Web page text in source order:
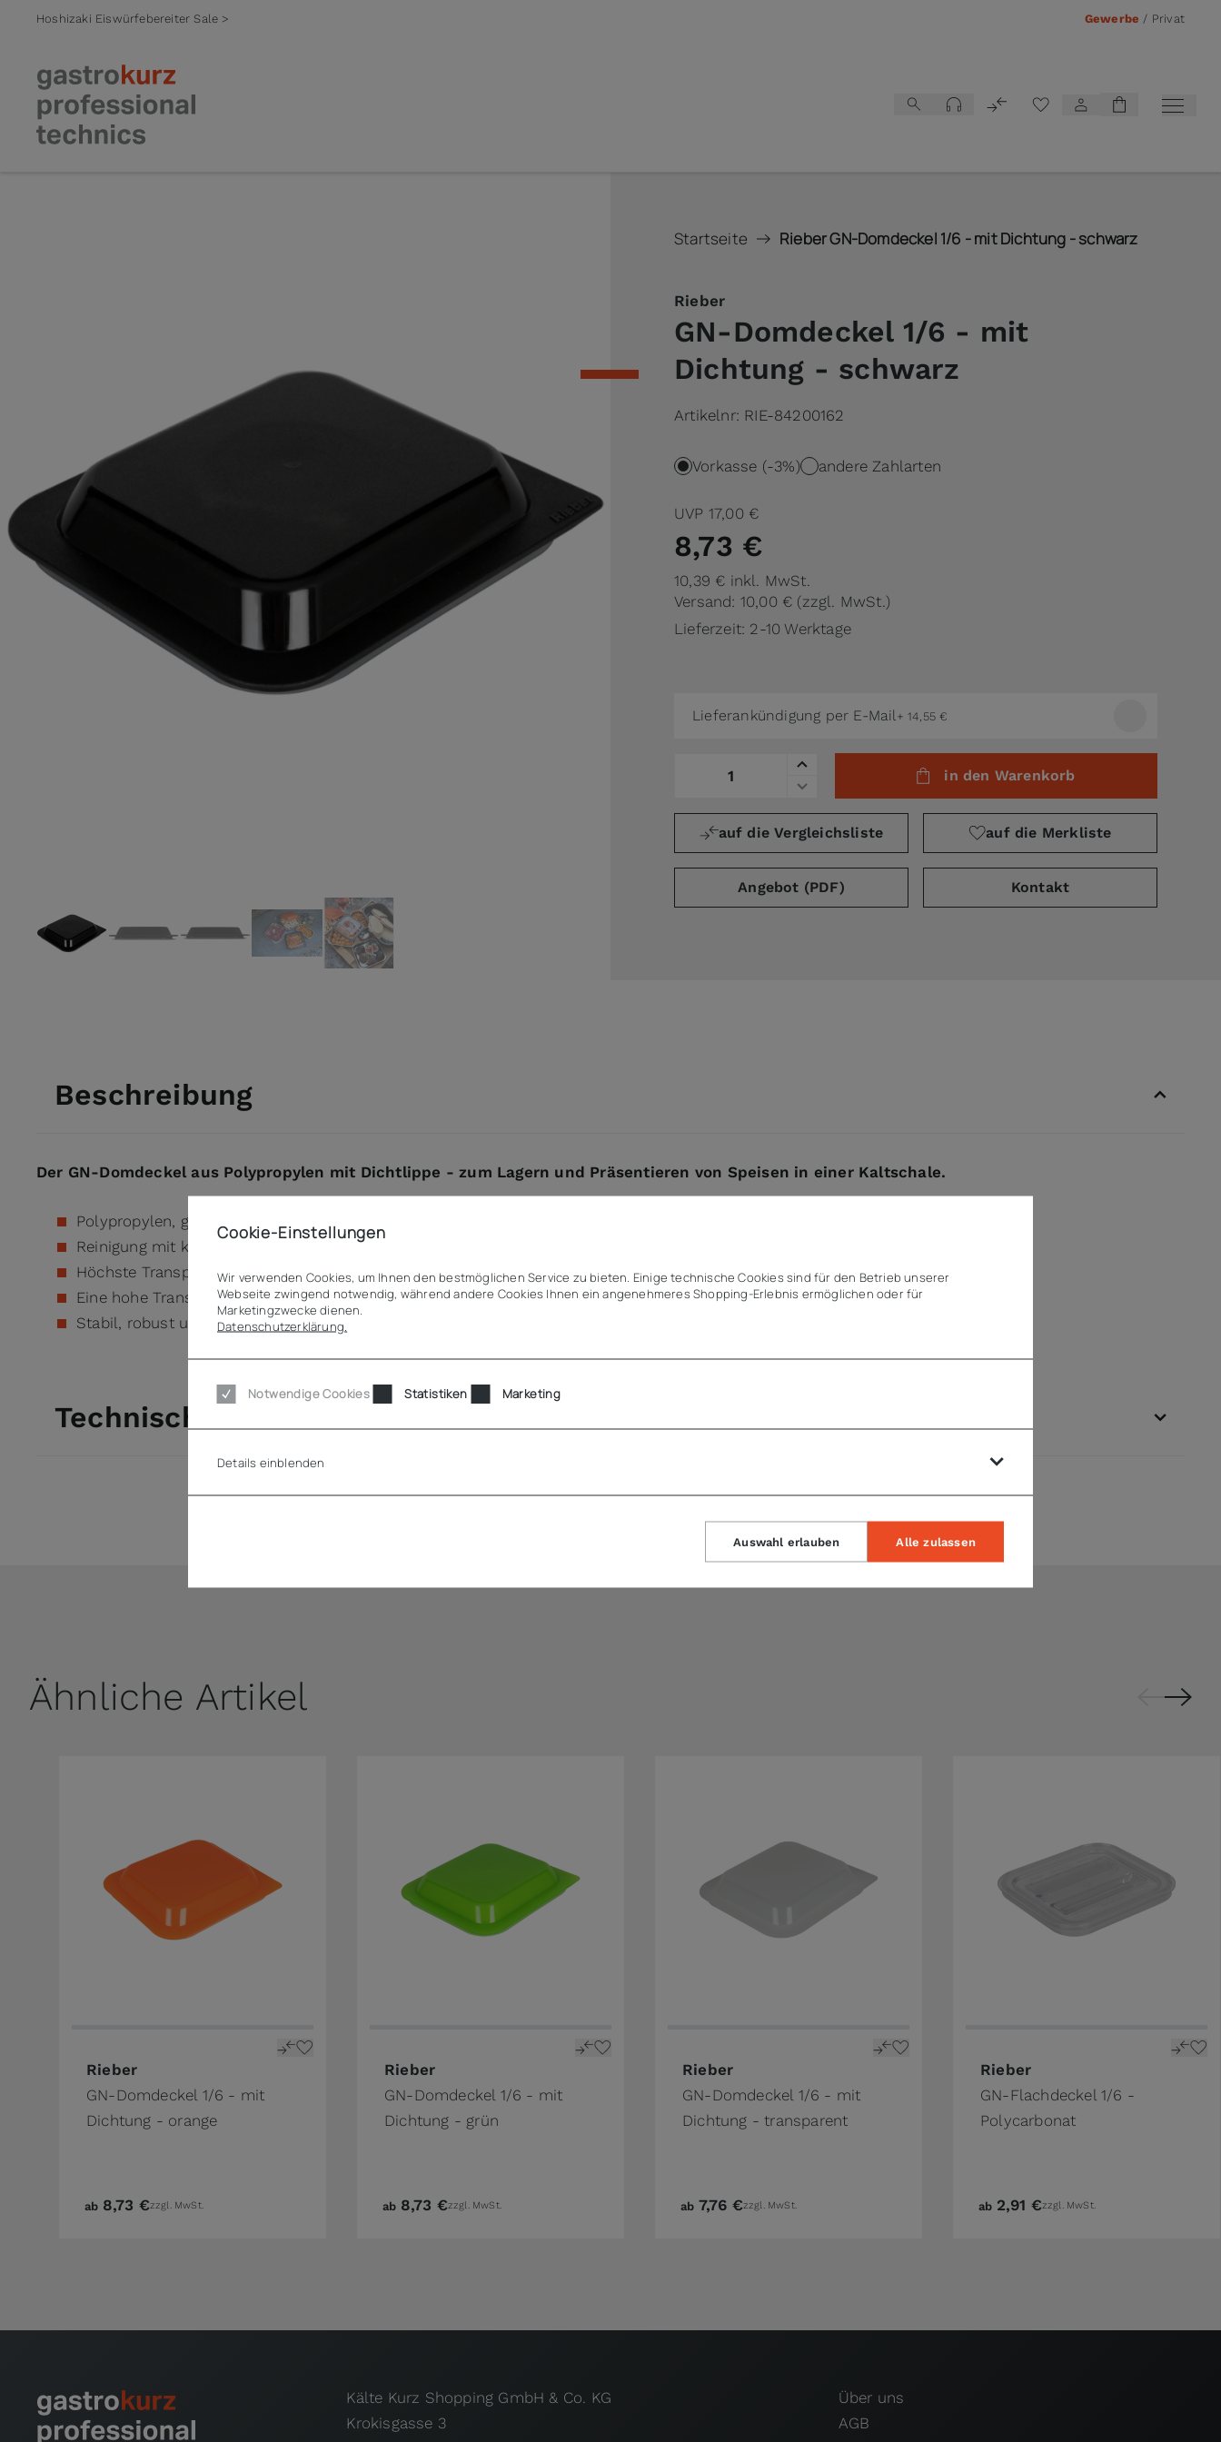
Hoshizaki Eiswürfebereiter Sale > Gewerbe / Privat
View larger imageView larger imageView larger imageView larger imageView larger image
Startseite Rieber GN-Domdeckel 1/6 - mit Dichtung - schwarz
Rieber
GN-Domdeckel 1/6 - mit
Dichtung - schwarz
Artikelnr: RIE-84200162
Vorkasse (-3%) andere Zahlarten
UVP 17,00 €
8,73 €
10,39 € inkl. MwSt.
Versand: 10,00 € (zzgl. MwSt.)
Lieferzeit: 2-10 Werktage
Lieferankündigung per E-Mail+ 14,55 €
in den Warenkorb
auf die Vergleichsliste auf die Merkliste
Angebot (PDF) Kontakt
Beschreibung
Der GN-Domdeckel aus Polypropylen mit Dichtlippe - zum Lagern und Präsentieren von Speisen in einer Kaltschale.
Polypropylen, glasklar, schlagfest, hygienisch, geruchs- und geschmacksneutral
Reinigung mit kunststoffgeeignetem Reinigungs- und Spülmittel
Höchste Transparenz
Eine hohe Transparenz ermöglicht die optimale Präsentation von Kaltspeisen
Stabil, robust und transparent
Technische Daten
Ähnliche Artikel
Rieber
GN-Domdeckel 1/6 - mit
Dichtung - orange
The price depends on the options chosen on the product page
ab 8,73 €zzgl. MwSt.
Rieber
GN-Domdeckel 1/6 - mit
Dichtung - grün
The price depends on the options chosen on the product page
ab 8,73 €zzgl. MwSt.
Rieber
GN-Domdeckel 1/6 - mit
Dichtung - transparent
The price depends on the options chosen on the product page
ab 7,76 €zzgl. MwSt.
Rieber
GN-Flachdeckel 1/6 -
Polycarbonat
The price depends on the
ab 2,91 €zzgl. MwSt.
Kälte Kurz Shopping GmbH & Co. KG
Krokisgasse 3
Über uns
AGB
Cookie-Einstellungen
Wir verwenden Cookies, um Ihnen den bestmöglichen Service zu bieten. Einige technische Cookies sind für den Betrieb unserer
Webseite zwingend notwendig, während andere Cookies Ihnen ein angenehmeres Shopping-Erlebnis ermöglichen oder für
Marketingzwecke dienen.
Datenschutzerklärung.
Notwendige Cookies Statistiken Marketing
Details einblenden
Auswahl erlauben Alle zulassen